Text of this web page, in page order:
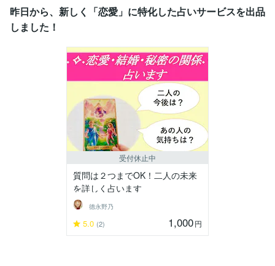
昨日から、新しく「恋愛」に特化した占いサービスを出品
しました！
受付休止中
質問は２つまでOK！二人の未来
を詳しく占います
德永野乃
5.0 (2) 1,000円